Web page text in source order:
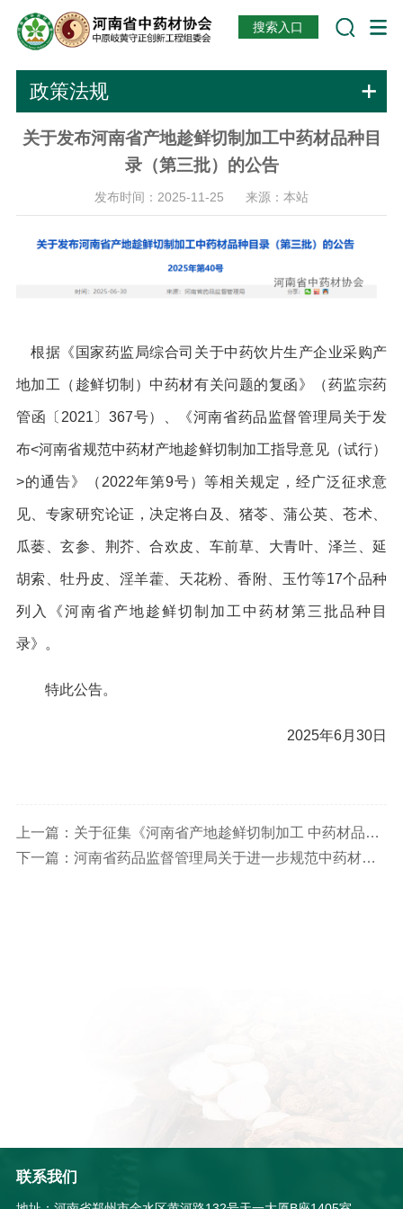
搜索入口
政策法规
关于发布河南省产地趁鲜切制加工中药材品种目
录（第三批）的公告
发布时间：2025-11-25 来源：本站
根据《国家药监局综合司关于中药饮片生产企业采购产
地加工（趁鲜切制）中药材有关问题的复函》（药监宗药
管函〔2021〕367号）、《河南省药品监督管理局关于发
布<河南省规范中药材产地趁鲜切制加工指导意见（试行）
>的通告》（2022年第9号）等相关规定，经广泛征求意
见、专家研究论证，决定将白及、猪苓、蒲公英、苍术、
瓜蒌、玄参、荆芥、合欢皮、车前草、大青叶、泽兰、延
胡索、牡丹皮、淫羊藿、天花粉、香附、玉竹等17个品种
列入《河南省产地趁鲜切制加工中药材第三批品种目
录》。
特此公告。
2025年6月30日
上一篇：关于征集《河南省产地趁鲜切制加工 中药材品种目录》第三批中药材品种的公告
下一篇：河南省药品监督管理局关于进一步规范中药材产地趁鲜切制加工延伸检查工作有关事项的通知
联系我们